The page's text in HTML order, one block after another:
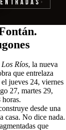
Entradas ›
Los Ríos, la nueva
que entrelaza
jueves 24, viernes
27, martes 29,
desde una
casa. No dice nada.
que